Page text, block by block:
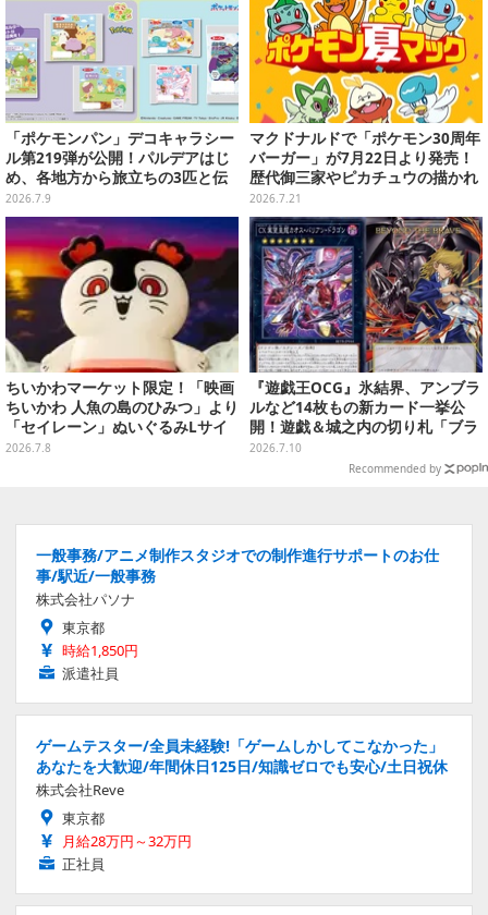
「ポケモンパン」デコキャラシー
ル第219弾が公開！パルデアはじ
め、各地方から旅立ちの3匹と伝
説のポケモンたち全21種ラインナ
ップ
2026.7.9
マクドナルドで「ポケモン30周年
バーガー」が7月22日より発売！
歴代御三家やピカチュウの描かれ
たオリジナルパッケージが可愛い
2026.7.21
ちいかわマーケット限定！「映画
ちいかわ 人魚の島のひみつ」より
「セイレーン」ぬいぐるみLサイ
ズが7月24日より予約開始
2026.7.8
『遊戯王OCG』氷結界、アンブラ
ルなど14枚もの新カード一挙公
開！遊戯＆城之内の切り札「ブラ
ック・デーモンズ・ドラゴン」も
新たな装いで登場
2026.7.10
Recommended by
一般事務/アニメ制作スタジオでの制作進行サポートのお仕
事/駅近/一般事務
株式会社パソナ
東京都
時給1,850円
派遣社員
ゲームテスター/全員未経験!「ゲームしかしてこなかった」
あなたを大歓迎/年間休日125日/知識ゼロでも安心/土日祝休
株式会社Reve
東京都
月給28万円～32万円
正社員